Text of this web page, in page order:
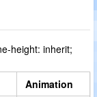
height: inherit;
Animation